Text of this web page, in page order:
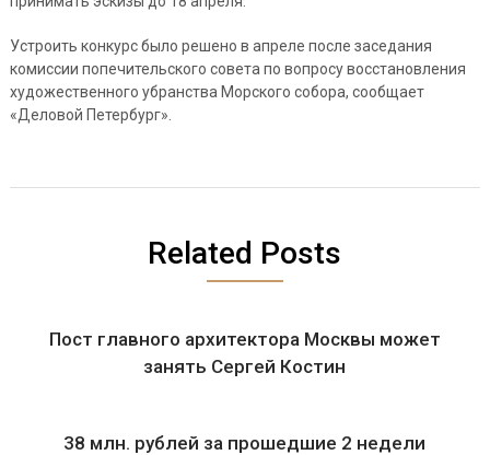
Устроить конкурс было решено в апреле после заседания
комиссии попечительского совета по вопросу восстановления
художественного убранства Морского собора, сообщает
«Деловой Петербург».
Related Posts
Пост главного архитектора Москвы может
занять Сергей Костин
38 млн. рублей за прошедшие 2 недели